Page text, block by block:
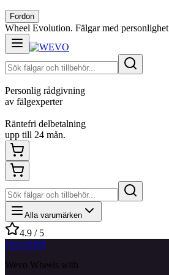
Fordon
Wheel Evolution. Fälgar med
Personlig rådgivning
av fälgexperter
Räntefri delbetalning
upp till 24 mån.
Alla varumärken
4.9 / 5
Om OHM
Wevo Wheels with